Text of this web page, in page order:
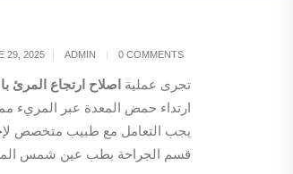
29, 2025 ADMIN 0 COMMENTS
تجرى عملية اصلاح ارتجاع المرئ
ارتداء حمض المعدة عبر المريء
يجب التعامل مع طبيب متخصص
قسم الجراحة بطب عين شمس